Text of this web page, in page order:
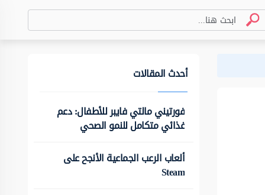
أحدث المقالات
فورتيني مالتي فايبر للأطفال: دعم
غذائي متكامل للنمو الصحي
ألعاب الرعب الجماعية الأنجح على
Steam